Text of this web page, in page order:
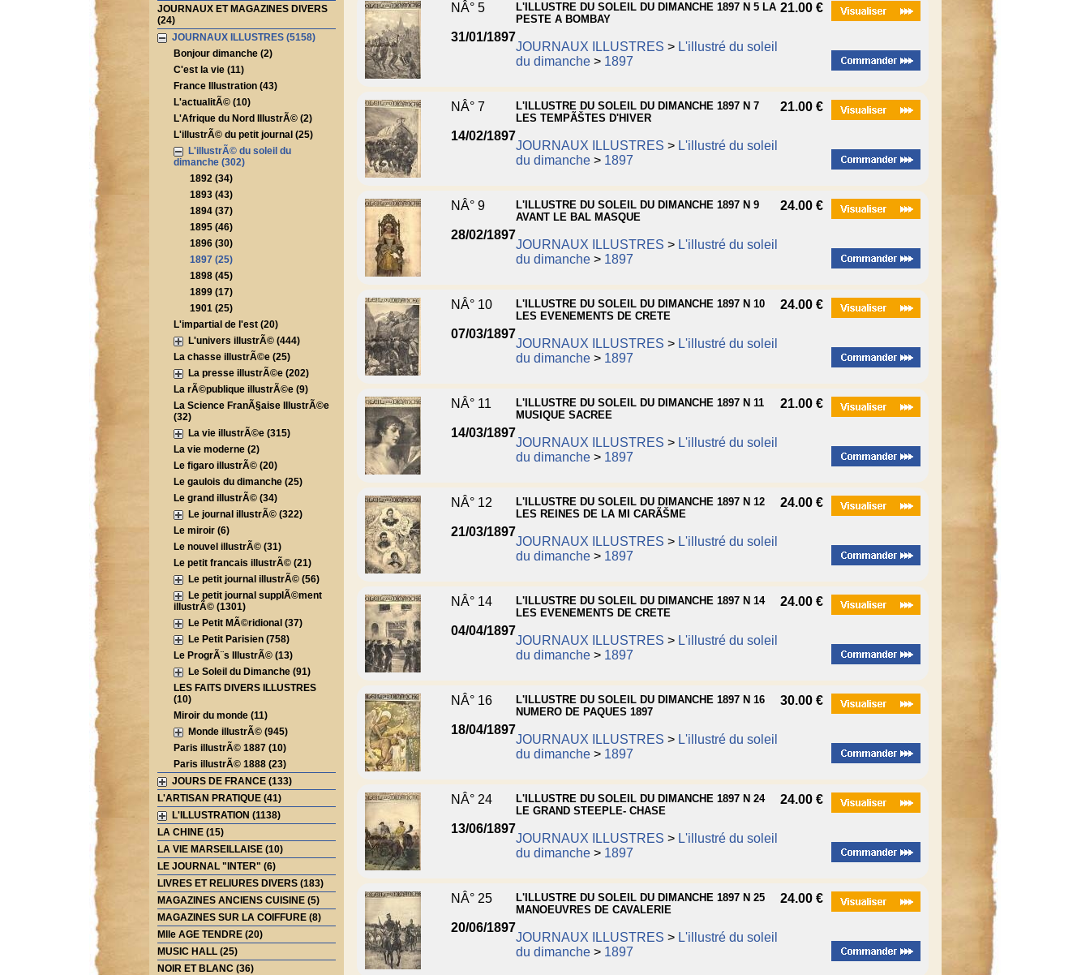
JOURNAUX ET MAGAZINES DIVERS
(24)
JOURNAUX ILLUSTRES (5158)
Bonjour dimanche (2)
C'est la vie (11)
France Illustration (43)
L'actualitÃ© (10)
L'Afrique du Nord IllustrÃ© (2)
L'illustrÃ© du petit journal (25)
L'illustrÃ© du soleil du
dimanche (302)
1892 (34)
1893 (43)
1894 (37)
1895 (46)
1896 (30)
1897 (25)
1898 (45)
1899 (17)
1901 (25)
L'impartial de l'est (20)
L'univers illustrÃ© (444)
La chasse illustrÃ©e (25)
La presse illustrÃ©e (202)
La rÃ©publique illustrÃ©e (9)
La Science FranÃ§aise IllustrÃ©e
(32)
La vie illustrÃ©e (315)
La vie moderne (2)
Le figaro illustrÃ© (20)
Le gaulois du dimanche (25)
Le grand illustrÃ© (34)
Le journal illustrÃ© (322)
Le miroir (6)
Le nouvel illustrÃ© (31)
Le petit francais illustrÃ© (21)
Le petit journal illustrÃ© (56)
Le petit journal supplÃ©ment
illustrÃ© (1301)
Le Petit MÃ©ridional (37)
Le Petit Parisien (758)
Le ProgrÃ¨s IllustrÃ© (13)
Le Soleil du Dimanche (91)
LES FAITS DIVERS ILLUSTRES
(10)
Miroir du monde (11)
Monde illustrÃ© (945)
Paris illustrÃ© 1887 (10)
Paris illustrÃ© 1888 (23)
JOURS DE FRANCE (133)
L'ARTISAN PRATIQUE (41)
L'ILLUSTRATION (1138)
LA CHINE (15)
LA VIE MARSEILLAISE (10)
LE JOURNAL "INTER" (6)
LIVRES ET RELIURES DIVERS (183)
MAGAZINES ANCIENS CUISINE (5)
MAGAZINES SUR LA COIFFURE (8)
Mlle AGE TENDRE (20)
MUSIC HALL (25)
NOIR ET BLANC (36)
NÂ° 5
31/01/1897
L'ILLUSTRE DU SOLEIL DU DIMANCHE 1897 N 5 LA
PESTE A BOMBAY
JOURNAUX ILLUSTRES > L'illustré du soleil
du dimanche> 1897
21.00 €
NÂ° 7
14/02/1897
L'ILLUSTRE DU SOLEIL DU DIMANCHE 1897 N 7
LES TEMPÃŠTES D'HIVER
JOURNAUX ILLUSTRES > L'illustré du soleil
du dimanche> 1897
21.00 €
NÂ° 9
28/02/1897
L'ILLUSTRE DU SOLEIL DU DIMANCHE 1897 N 9
AVANT LE BAL MASQUE
JOURNAUX ILLUSTRES > L'illustré du soleil
du dimanche> 1897
24.00 €
NÂ° 10
07/03/1897
L'ILLUSTRE DU SOLEIL DU DIMANCHE 1897 N 10
LES EVENEMENTS DE CRETE
JOURNAUX ILLUSTRES > L'illustré du soleil
du dimanche> 1897
24.00 €
NÂ° 11
14/03/1897
L'ILLUSTRE DU SOLEIL DU DIMANCHE 1897 N 11
MUSIQUE SACREE
JOURNAUX ILLUSTRES > L'illustré du soleil
du dimanche> 1897
21.00 €
NÂ° 12
21/03/1897
L'ILLUSTRE DU SOLEIL DU DIMANCHE 1897 N 12
LES REINES DE LA MI CARÃŠME
JOURNAUX ILLUSTRES > L'illustré du soleil
du dimanche> 1897
24.00 €
NÂ° 14
04/04/1897
L'ILLUSTRE DU SOLEIL DU DIMANCHE 1897 N 14
LES EVENEMENTS DE CRETE
JOURNAUX ILLUSTRES > L'illustré du soleil
du dimanche> 1897
24.00 €
NÂ° 16
18/04/1897
L'ILLUSTRE DU SOLEIL DU DIMANCHE 1897 N 16
NUMERO DE PAQUES 1897
JOURNAUX ILLUSTRES > L'illustré du soleil
du dimanche> 1897
30.00 €
NÂ° 24
13/06/1897
L'ILLUSTRE DU SOLEIL DU DIMANCHE 1897 N 24
LE GRAND STEEPLE- CHASE
JOURNAUX ILLUSTRES > L'illustré du soleil
du dimanche> 1897
24.00 €
NÂ° 25
20/06/1897
L'ILLUSTRE DU SOLEIL DU DIMANCHE 1897 N 25
MANOEUVRES DE CAVALERIE
JOURNAUX ILLUSTRES > L'illustré du soleil
du dimanche> 1897
24.00 €